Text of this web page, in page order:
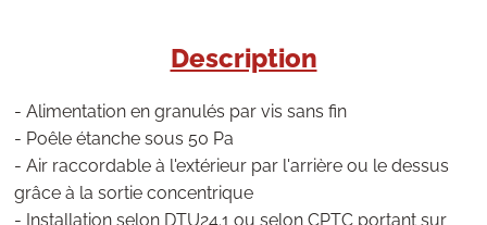
Description
- Alimentation en granulés par vis sans fin
- Poêle étanche sous 50 Pa
- Air raccordable à l'extérieur par l'arrière ou le dessus
grâce à la sortie concentrique
- Installation selon DTU24.1 ou selon CPTC portant sur